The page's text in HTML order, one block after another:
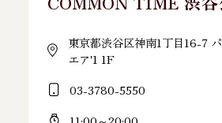
東京都渋谷区神南1丁目16-7
エア'1 1F
03-3780-5550